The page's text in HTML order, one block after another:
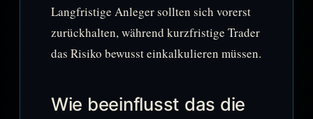
Langfristige Anleger sollten sich vorerst
zurückhalten, während kurzfristige Trader
das Risiko bewusst einkalkulieren müssen.
Wie beeinflusst das die